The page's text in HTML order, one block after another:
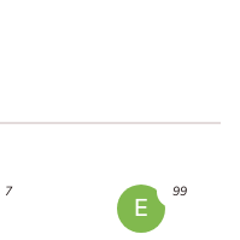
7
E
99